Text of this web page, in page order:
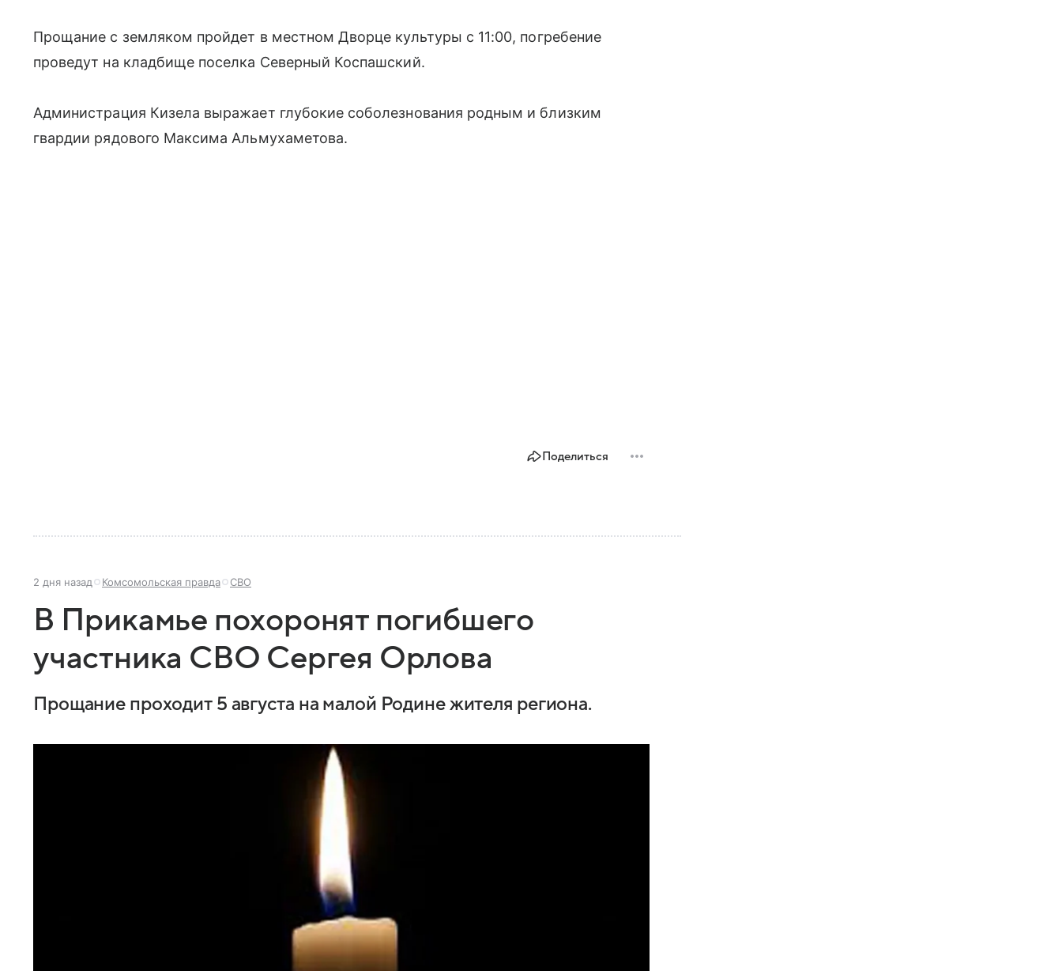
Прощание с земляком пройдет в местном Дворце культуры с 11:00, погребение
проведут на кладбище поселка Северный Коспашский.
Администрация Кизела выражает глубокие соболезнования родным и близким
гвардии рядового Максима Альмухаметова.
Поделиться
2 дня назад Комсомольская правда СВО
В Прикамье похоронят погибшего
участника СВО Сергея Орлова
Прощание проходит 5 августа на малой Родине жителя региона.